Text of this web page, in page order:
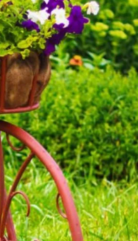
2016, 20:54
вещества,
они
овощи, то в
клещ живет тоже
— огурцы, розы,
— растений не
слетаются на
удачи.